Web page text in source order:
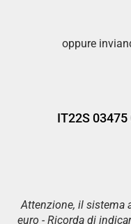
oppure
IT22S
Attenzione, il sistema
euro - Ricorda di